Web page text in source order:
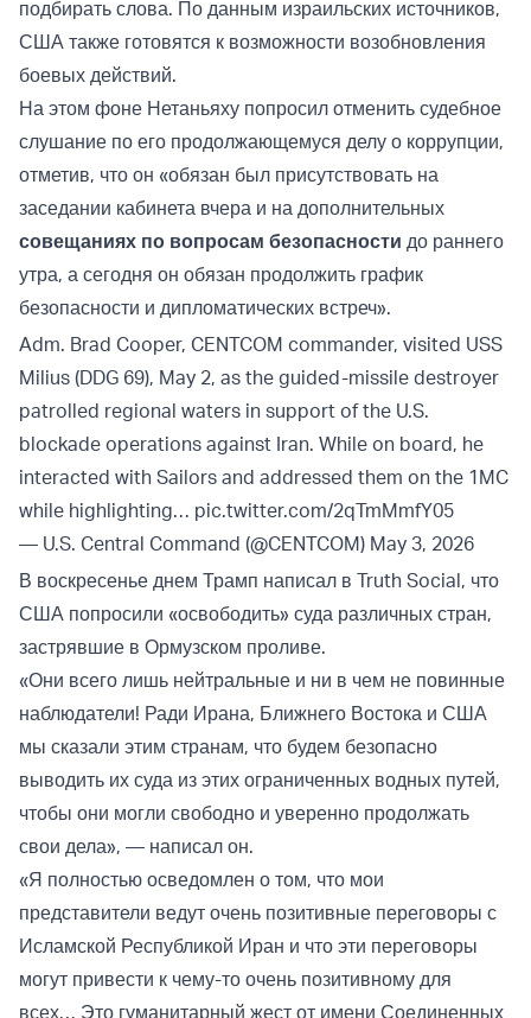
подбирать слова. По данным израильских источников,
США также готовятся к возможности возобновления
боевых действий.
На этом фоне Нетаньяху попросил отменить судебное
слушание по его продолжающемуся делу о коррупции,
отметив, что он «обязан был присутствовать на
заседании кабинета вчера и на дополнительных
совещаниях по вопросам безопасности до раннего
утра, а сегодня он обязан продолжить график
безопасности и дипломатических встреч».
Adm. Brad Cooper, CENTCOM commander, visited USS
Milius (DDG 69), May 2, as the guided-missile destroyer
patrolled regional waters in support of the U.S.
blockade operations against Iran. While on board, he
interacted with Sailors and addressed them on the 1MC
while highlighting… pic.twitter.com/2qTmMmfY05
— U.S. Central Command (@CENTCOM) May 3, 2026
В воскресенье днем Трамп написал в Truth Social, что
США попросили «освободить» суда различных стран,
застрявшие в Ормузском проливе.
«Они всего лишь нейтральные и ни в чем не повинные
наблюдатели! Ради Ирана, Ближнего Востока и США
мы сказали этим странам, что будем безопасно
выводить их суда из этих ограниченных водных путей,
чтобы они могли свободно и уверенно продолжать
свои дела», — написал он.
«Я полностью осведомлен о том, что мои
представители ведут очень позитивные переговоры с
Исламской Республикой Иран и что эти переговоры
могут привести к чему-то очень позитивному для
всех… Это гуманитарный жест от имени Соединенных